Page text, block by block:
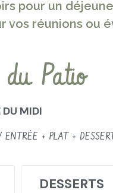
pour un
vos réunions ou
Patio
DU MIDI
+ PLAT +
DESSERTS